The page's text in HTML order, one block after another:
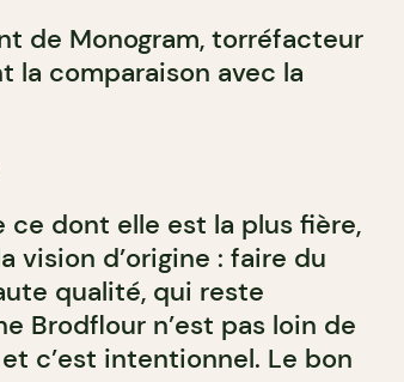
de Monogram, torréfacteur
la comparaison avec la
ce dont elle est la plus fière,
vision d’origine : faire du
qualité, qui reste
Brodflour n’est pas loin de
c’est intentionnel. Le bon